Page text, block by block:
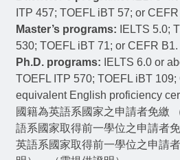
ITP 457; TOEFL iBT 57; or
Master’s programs:
IELTS 5.0;
530; TOEFL iBT 71; or CEFR B1.
Ph.D. programs:
IELTS 6.0 or
TOEFL ITP 570; TOEFL iBT
equivalent English proficiency
國籍為英語系國家之申請者免繳
語系國家取得前一學位之申請者
英語系國家取得前一學位之申請